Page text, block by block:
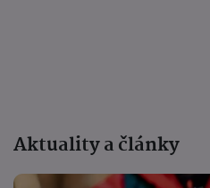
Aktuality a články